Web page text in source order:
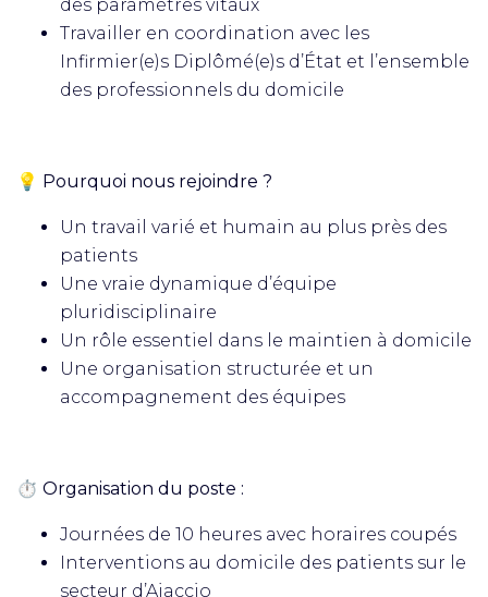
des paramètres vitaux
Travailler en coordination avec les
Infirmier(e)s Diplômé(e)s d’État et l’ensemble
des professionnels du domicile
💡 Pourquoi nous rejoindre ?
Un travail varié et humain au plus près des
patients
Une vraie dynamique d’équipe
pluridisciplinaire
Un rôle essentiel dans le maintien à domicile
Une organisation structurée et un
accompagnement des équipes
⏱️ Organisation du poste :
Journées de 10 heures avec horaires coupés
Interventions au domicile des patients sur le
secteur d’Ajaccio